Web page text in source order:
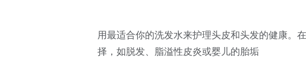
用最适合你的洗发水来护理头皮和头发的健康。
择，如脱发、脂溢性皮炎或婴儿的胎垢